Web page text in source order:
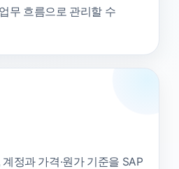
무 흐름으로 관리할 수
정과 가격·원가 기준을 SAP